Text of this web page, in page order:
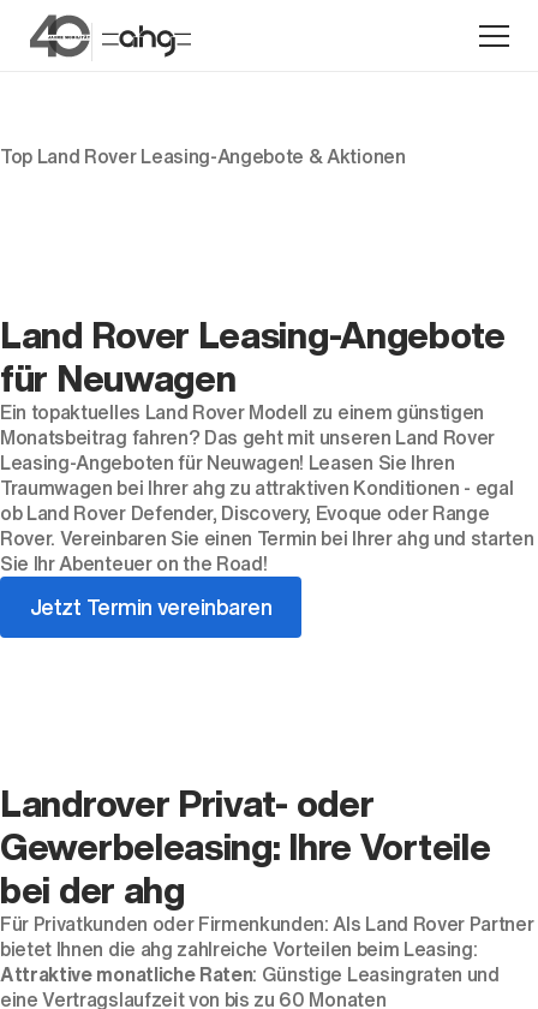
Unternehmen
Standorte
Karriere
News
Top Land Rover Leasing-Angebote & Aktionen
Land Rover Leasing-Angebote
für Neuwagen
Ein topaktuelles Land Rover Modell zu einem günstigen
Monatsbeitrag fahren? Das geht mit unseren Land Rover
Leasing-Angeboten für Neuwagen! Leasen Sie Ihren
Traumwagen bei Ihrer ahg zu attraktiven Konditionen - egal
ob Land Rover Defender, Discovery, Evoque oder Range
Rover. Vereinbaren Sie einen Termin bei Ihrer ahg und starten
Sie Ihr Abenteuer on the Road!
Jetzt Termin vereinbaren
Landrover Privat- oder
Gewerbeleasing: Ihre Vorteile
bei der ahg
Für Privatkunden oder Firmenkunden: Als Land Rover Partner
bietet Ihnen die ahg zahlreiche Vorteilen beim Leasing:
Attraktive monatliche Raten: Günstige Leasingraten und
eine Vertragslaufzeit von bis zu 60 Monaten